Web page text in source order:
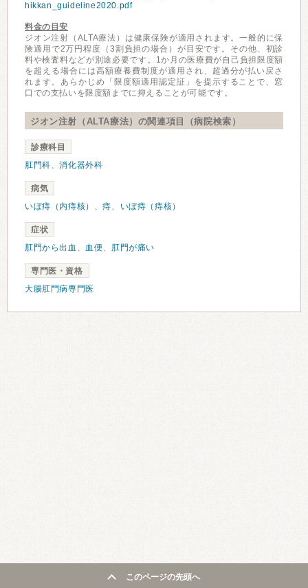
hikkan_guideline2020.pdf
料金の目安
ジオン注射（ALTA療法）は健康保険が適用されます。一般的に保
険適用で2万円程度（3割負担の場合）が目安です。その他、初診
料や検査料などが別途必要です。1か月の医療費が自己負担限度額
を超える場合には高額療養費制度が適用され、超過分が払い戻さ
れます。あらかじめ「限度額適用認定証」を提示することで、窓
口での支払いを限度額までに抑えることが可能です。
ジオン注射（ALTA療法）の関連項目（病院検索）
診療科目
肛門科、消化器外科
病気
いぼ痔（内痔核） 、痔、 いぼ痔（痔核）
症状
肛門から出血 、 血便、 肛門が痛い
専門医・資格
大腸肛門病専門医
このページの先頭へ